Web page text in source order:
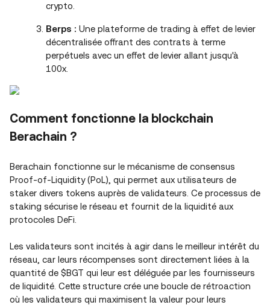
crypto.
Berps : Une plateforme de trading à effet de levier
décentralisée offrant des contrats à terme
perpétuels avec un effet de levier allant jusqu'à
100x.
Comment fonctionne la blockchain
Berachain ?
Berachain fonctionne sur le mécanisme de consensus
Proof-of-Liquidity (PoL), qui permet aux utilisateurs de
staker divers tokens auprès de validateurs. Ce processus de
staking sécurise le réseau et fournit de la liquidité aux
protocoles DeFi.
Les validateurs sont incités à agir dans le meilleur intérêt du
réseau, car leurs récompenses sont directement liées à la
quantité de $BGT qui leur est déléguée par les fournisseurs
de liquidité. Cette structure crée une boucle de rétroaction
où les validateurs qui maximisent la valeur pour leurs